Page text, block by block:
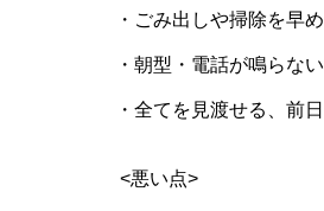
・ごみ出しや掃除を早
・朝型・電話が鳴らな
・全てを見渡せる、前
<悪い点>